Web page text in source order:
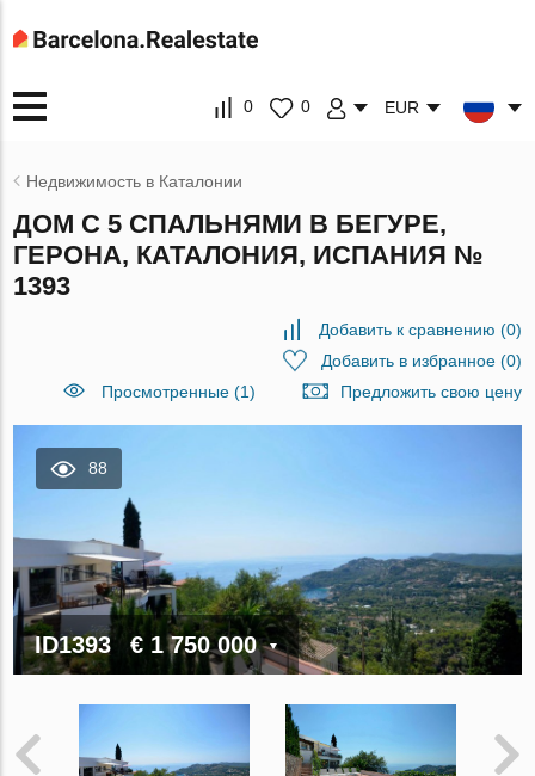
0 0 EUR
Недвижимость в Каталонии
ДОМ С 5 СПАЛЬНЯМИ В БЕГУРЕ,
ГЕРОНА, КАТАЛОНИЯ, ИСПАНИЯ №
1393
Добавить к сравнению (0)
Добавить в избранное(0)
Просмотренные (1)
Предложить свою цену
88
ID1393 € 1 750 000